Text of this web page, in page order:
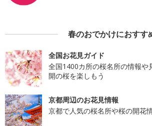
春のおでかけにおすす
全国お花見ガイド
全国1400カ所の桜名所の情報や
開の桜を楽しもう
京都周辺のお花見情報
京都で人気の桜名所や桜の開花